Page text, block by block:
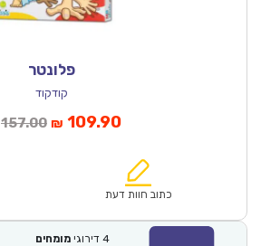
פלונטר
קודקוד
157.00המחיר
₪157.00.
₪ 109.90המחיר
הוא:
כתוב חוות דעת
4 דירוגי מומחים